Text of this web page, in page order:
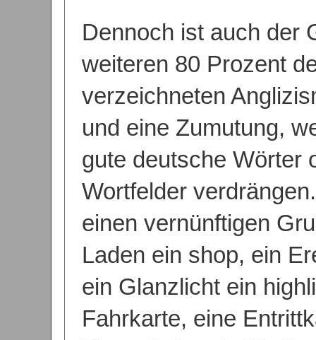
Dennoch ist auch der
weiteren 80 Prozent
verzeichneten
und eine Zumutung,
gute deutsche Wörter
Wortfelder
einen vernünftigen
Laden ein shop, ein
ein Glanzlicht ein
Fahrkarte, eine